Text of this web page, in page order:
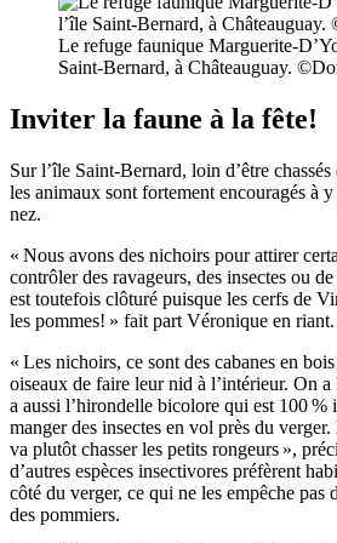
Le refuge faunique Marguerite-
Saint-Bernard, à Châteauguay.
Inviter la faune à la fête!
Sur l’île Saint-Bernard, loin d’être
les animaux sont fortement encouragés à
nez.
« Nous avons des nichoirs pour attirer
contrôler des ravageurs, des insectes ou
est toutefois clôturé puisque les cerfs de
les pommes! » fait part Véronique en riant.
« Les nichoirs, ce sont des cabanes en
oiseaux de faire leur nid à l’intérieur. On
a aussi l’hirondelle bicolore qui est 100 %
manger des insectes en vol près du
va plutôt chasser les petits rongeurs »,
d’autres espèces insectivores préfèrent
côté du verger, ce qui ne les empêche pas
des pommiers.